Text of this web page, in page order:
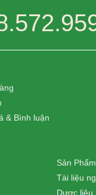
& Bình luận
Sản Phẩm
Tài liệu
Dược liệu